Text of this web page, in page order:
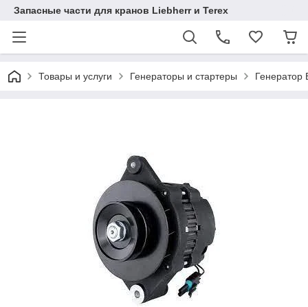
Запасные части для кранов Liebherr и Terex
Товары и услуги Генераторы и стартеры Генератор